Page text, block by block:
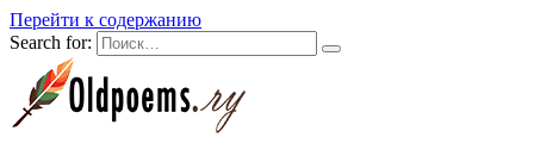
Перейти к содержанию
Search for: